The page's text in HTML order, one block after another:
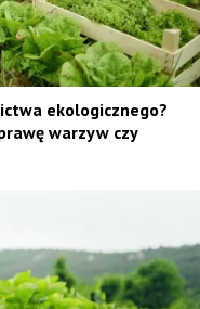
ekologicznego?
warzyw czy